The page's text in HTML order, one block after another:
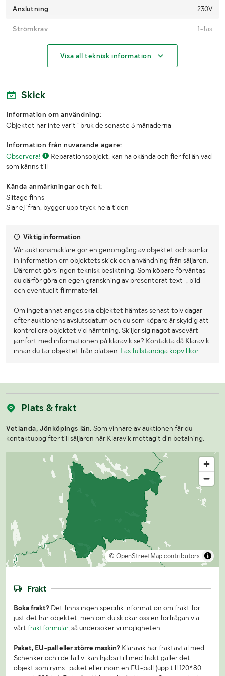
Anslutning 230V
Strömkrav 1-fas
MÅTT OCH VIKT:
Bredd
Höjd
LASTHJÄLPSINFORMATION:
Lasthjälp
Visa all teknisk information
Skick
Information om användning:
Objektet har inte varit i bruk de senaste 3 månaderna
Information från nuvarande ägare:
Observera!
Reparationsobjekt, kan ha okända och fler fel än vad
som känns till
Kända anmärkningar och fel:
Slitage finns
Slår ej ifrån, bygger upp tryck hela tiden
Viktig information
Vår auktionsmäklare gör en genomgång av objektet och samlar
in information om objektets skick och användning från säljaren.
Däremot görs ingen teknisk besiktning. Som köpare förväntas
du därför göra en egen granskning av presenterat text-, bild-
och eventuellt filmmaterial.
Om inget annat anges ska objektet hämtas senast tolv dagar
efter auktionens avslutsdatum och du som köpare är skyldig att
kontrollera objektet vid hämtning. Skiljer sig något avsevärt
jämfört med informationen på klaravik.se? Kontakta då Klaravik
innan du tar objektet från platsen. Läs fullständiga köpvillkor.
Plats & frakt
Vetlanda, Jönköpings län. Som vinnare av auktionen får du
kontaktuppgifter till säljaren när Klaravik mottagit din betalning.
© OpenStreetMap contributors
Frakt
Boka frakt? Det finns ingen specifik information om frakt för
just det här objektet, men om du skickar oss en förfrågan via
vårt fraktformulär, så undersöker vi möjligheten.
Paket, EU-pall eller större maskin? Klaravik har fraktavtal med
Schenker och i de fall vi kan hjälpa till med frakt gäller det
objekt som ryms i paket eller inom en EU-pall (upp till 120*80